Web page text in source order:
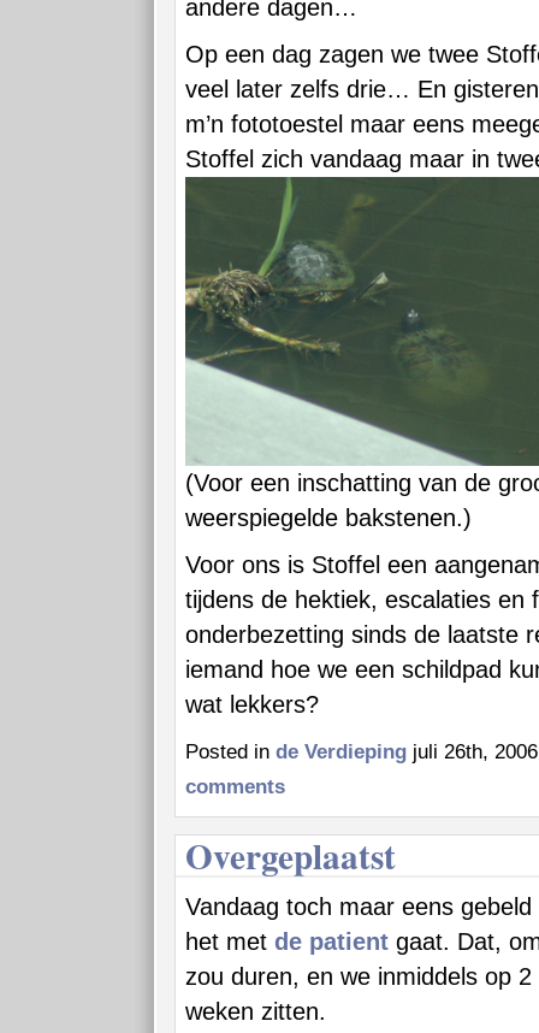
andere dagen…
Op een dag zagen we twee
veel later zelfs drie… En
m’n fototoestel maar eens
Stoffel zich vandaag maar in
(Voor een inschatting van de
weerspiegelde bakstenen.)
Voor ons is Stoffel een
tijdens de hektiek, escalaties en
onderbezetting sinds de laatste
iemand hoe we een schildpad
wat lekkers?
Posted in de Verdieping juli 26th,
comments
Overgeplaatst
Vandaag toch maar eens
het met de patient gaat. Dat,
zou duren, en we inmiddels op
weken zitten.